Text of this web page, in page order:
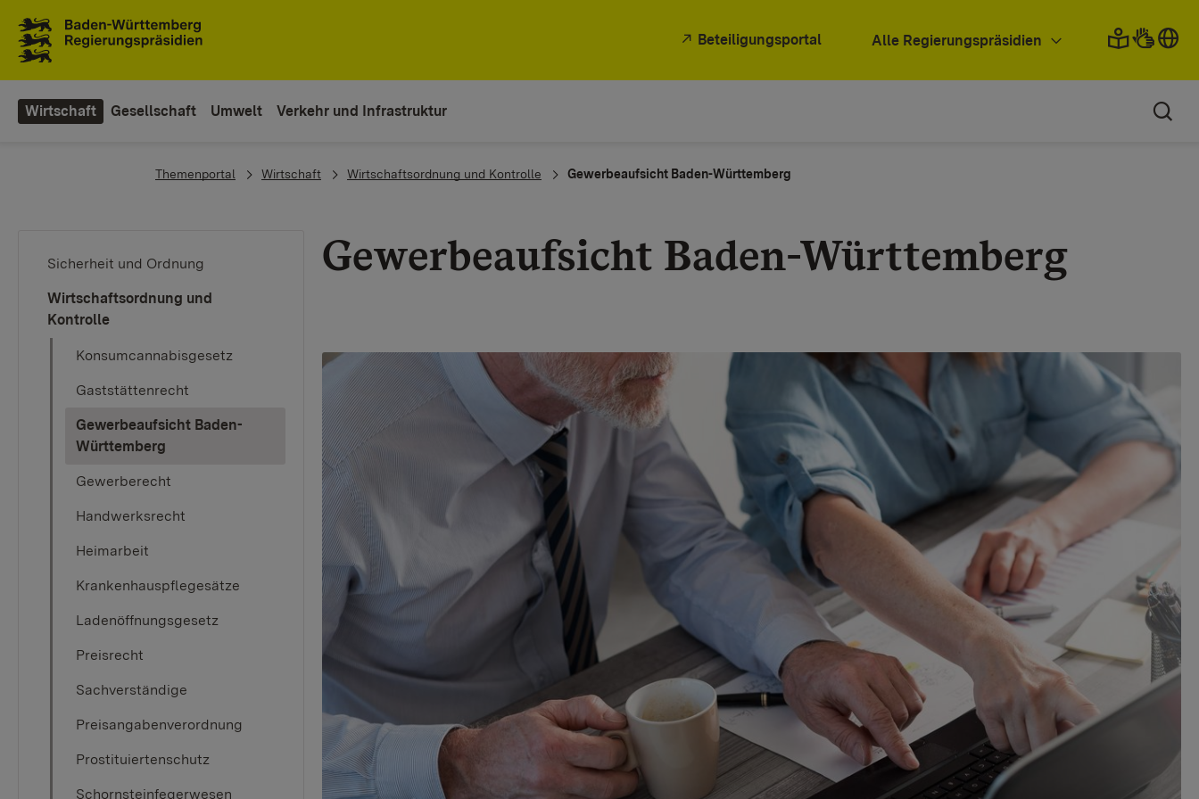
Beteiligungsportal Alle Regierungspräsidien
Wirtschaft Gesellschaft Umwelt Verkehr und Infrastruktur
You are here:
Themenportal Wirtschaft Wirtschaftsordnung und Kontrolle Gewerbeaufsicht Baden-Württemberg
Sicherheit und Ordnung
Wirtschaftsordnung und
Kontrolle
Konsumcannabisgesetz
Gaststättenrecht
Gewerbeaufsicht Baden-
Württemberg
Gewerberecht
Handwerksrecht
Heimarbeit
Krankenhauspflegesätze
Ladenöffnungsgesetz
Preisrecht
Sachverständige
Preisangabenverordnung
Prostituiertenschutz
Schornsteinfegerwesen
Gewerbeaufsicht Baden-Württemberg